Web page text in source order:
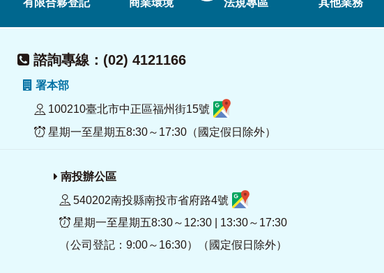
有限合夥登記 商業環境 法規專區 其他業務
諮詢專線：(02) 4121166
署本部
100210臺北市中正區福州街15號
星期一至星期五8:30～17:30（國定假日除外）
南投辦公區
540202南投縣南投市省府路4號
星期一至星期五8:30～12:30 | 13:30～17:30
（公司登記：9:00～16:30）（國定假日除外）